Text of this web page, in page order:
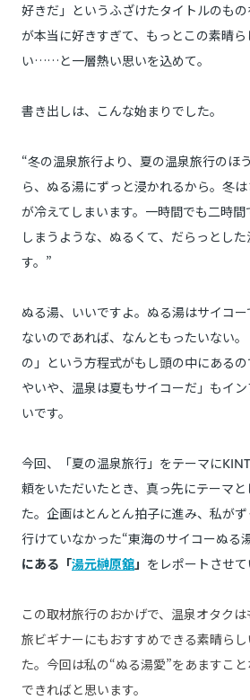
好きだ」というふざけたタイトルのも
が本当に好きすぎて、もっとこの素晴ら
い……と一層熱い思いを込めて。
書き出しは、こんな始まりでした。
“冬の温泉旅行より、夏の温泉旅行のほ
ら、ぬる湯にずっと浸かれるから。冬
が冷えてしまいます。一時間でも二時
しまうような、ぬるくて、だらっとし
す。 ”
ぬる湯、いいですよ。ぬる湯はサイコ
ないのであれば、なんともったいない
の」という方程式がもし頭の中にある
やいや、温泉は夏もサイコーだ」もイ
いです。
今回、「夏の温泉旅行」をテーマに
頼をいただいたとき、真っ先にテーマ
た。企画はとんとん拍子に進み、私が
行けていなかった“東海のサイコーぬる湯
にある「湯元榊原舘」 をレポートさせて
この取材旅行のおかげで、温泉オタク
旅ビギナーにもおすすめできる素晴ら
た。今回は私の“ぬる湯愛”をあますこ
できればと思います。